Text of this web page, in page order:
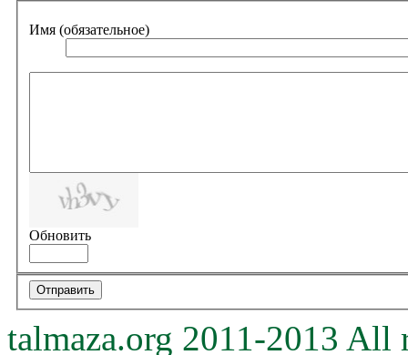
Имя (обязательное)
Обновить
talmaza.org 2011-2013 All